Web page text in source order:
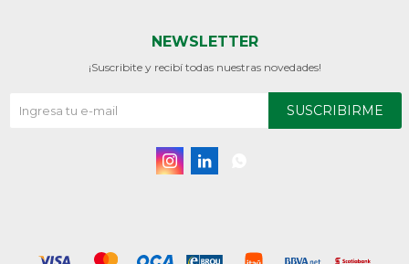
NEWSLETTER
¡Suscribite y recibí todas nuestras novedades!
SUSCRIBIRME
 